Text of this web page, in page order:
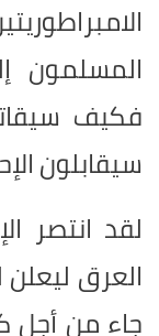
المسلمون
فكيف
سيقابلون
لقد انتصر
العرق ليعلن
جاء من أجل